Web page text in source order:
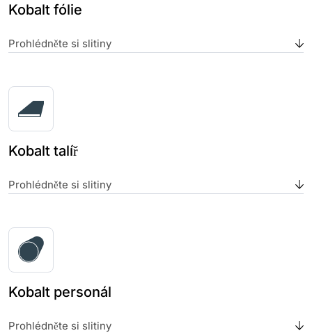
Kobalt fólie
Prohlédněte si slitiny
Kobalt talíř
Prohlédněte si slitiny
Kobalt personál
Prohlédněte si slitiny